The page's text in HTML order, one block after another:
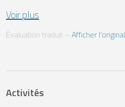
Voir plus
Évaluation traduit – Afficher l’original
Activités